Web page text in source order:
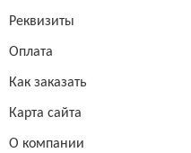
Реквизиты
Оплата
Как заказать
Карта сайта
О компании